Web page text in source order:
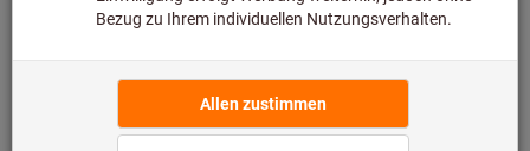
Downloads & Dokumente